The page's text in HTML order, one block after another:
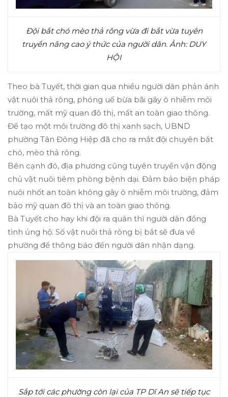
Đội bắt chó mèo thả rông vừa đi bắt vừa tuyên
truyền nâng cao ý thức của người dân. Ảnh: DUY
HỘI
Theo bà Tuyết, thời gian qua nhiều người dân phản ánh
vật nuôi thả rông, phóng uế bừa bãi gây ô nhiễm môi
trường, mất mỹ quan đô thị, mất an toàn giao thông.
Để tạo một môi trường đô thị xanh sạch, UBND
phường Tân Đông Hiệp đã cho ra mắt đội chuyên bắt
chó, mèo thả rông.
Bên cạnh đó, địa phương cũng tuyên truyền vận động
chủ vật nuôi tiêm phòng bệnh dại. Đảm bảo biện pháp
nuôi nhốt an toàn không gây ô nhiễm môi trường, đảm
bảo mỹ quan đô thị và an toàn giao thông.
Bà Tuyết cho hay khi đội ra quân thì người dân đồng
tình ủng hộ. Số vật nuôi thả rông bị bắt sẽ đưa về
phường để thông báo đến người dân nhận dạng.
Sắp tới các phường còn lại của TP Dĩ An sẽ tiếp tục